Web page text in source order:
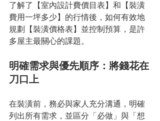
了解了【室內設計費價目表】和【裝潢
費用一坪多少】的行情後，如何有效地
規劃【裝潢價格表】並控制預算，是許
多屋主最關心的課題。
明確需求與優先順序：將錢花在
刀口上
在裝潢前，務必與家人充分溝通，明確
列出所有需求，並區分「必做」與「想